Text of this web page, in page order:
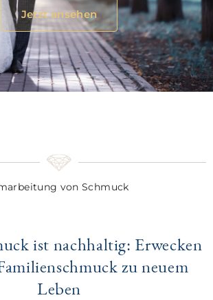
Jetzt ansehen
von Schmuck
ist nachhaltig: Erwecken
zu neuem
Leben